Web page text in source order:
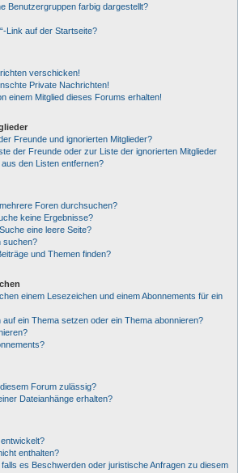
Benutzergruppen farbig dargestellt?
Link auf der Startseite?
verschicken!
Private Nachrichten!
einem Mitglied dieses Forums erhalten!
Freunde und ignorierten Mitglieder?
der Freunde oder zur Liste der ignorierten Mitglieder
den Listen entfernen?
Foren durchsuchen?
keine Ergebnisse?
eine leere Seite?
suchen?
und Themen finden?
einem Lesezeichen und einem Abonnements für ein
ein Thema setzen oder ein Thema abonnieren?
Forum zulässig?
Dateianhänge erhalten?
enthalten?
es Beschwerden oder juristische Anfragen zu diesem